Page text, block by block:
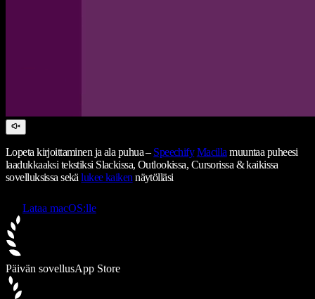
Lopeta kirjoittaminen ja ala puhua – Speechify Macilla muuntaa puheesi
laadukkaaksi tekstiksi Slackissa, Outlookissa, Cursorissa & kaikissa
sovelluksissa sekälukee kaiken näytölläsi
Lataa macOS:lle
Päivän sovellusApp Store